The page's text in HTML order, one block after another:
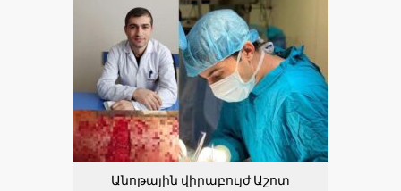
Անոթային վիրաբույժ Աշոտ